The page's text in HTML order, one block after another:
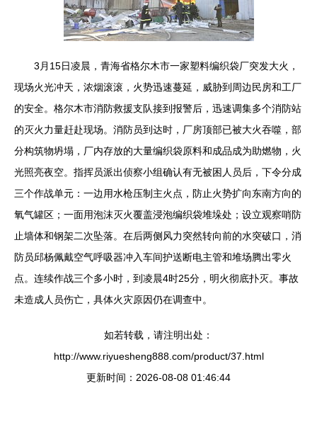
3月15日凌晨，青海省格尔木市一家塑料编织袋厂突发大火，
现场火光冲天，浓烟滚滚，火势迅速蔓延，威胁到周边民房和工厂
的安全。格尔木市消防救援支队接到报警后，迅速调集多个消防站
的灭火力量赶赴现场。消防员到达时，厂房顶部已被大火吞噬，部
分构筑物坍塌，厂内存放的大量编织袋原料和成品成为助燃物，火
光照亮夜空。指挥员派出侦察小组确认有无被困人员后，下令分成
三个作战单元：一边用水枪压制主火点，防止火势扩向东南方向的
氧气罐区；一面用泡沫灭火覆盖浸泡编织袋堆垛处；设立观察哨防
止墙体和钢架二次坠落。在后两侧风力突然转向前的水突破口，消
防员邱杨佩戴空气呼吸器冲入车间护送断电主管和堆场腾出零火
点。连续作战三个多小时，到凌晨4时25分，明火彻底扑灭。事故
未造成人员伤亡，具体火灾原因仍在调查中。
如若转载，请注明出处：
http://www.riyuesheng888.com/product/37.html
更新时间：2026-08-08 01:46:44